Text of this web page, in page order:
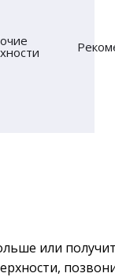
или